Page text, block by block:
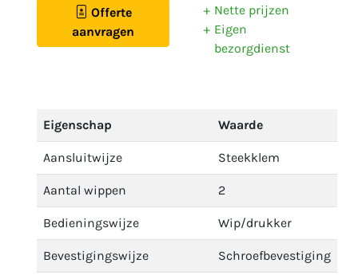
Offerte
aanvragen
Nette prijzen
Eigen
bezorgdienst
Eigenschap Waarde
Aansluitwijze Steekklem
Aantal wippen 2
Bedieningswijze Wip/drukker
Bevestigingswijze Schroefbevestiging